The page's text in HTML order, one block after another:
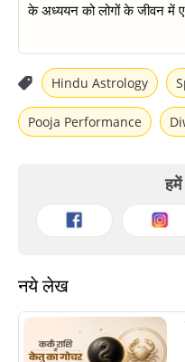
के अध्ययन को लोगों के जीवन में
Hindu Astrology
Pooja Performance
नये लेख